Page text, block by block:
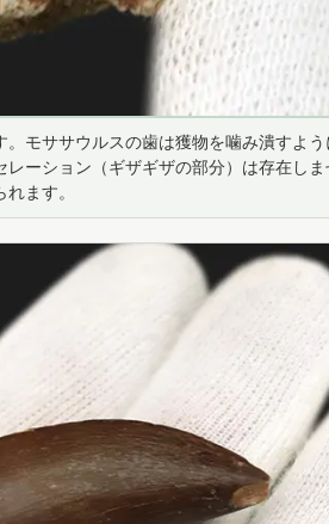
。モササウルスの歯は獲物を噛み潰すよ
レーション（ギザギザの部分）は存在しま
ます。